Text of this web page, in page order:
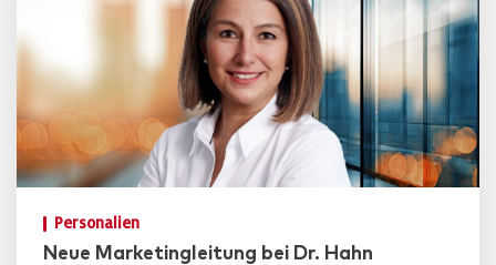
Personalien
Neue Marketingleitung bei Dr. Hahn